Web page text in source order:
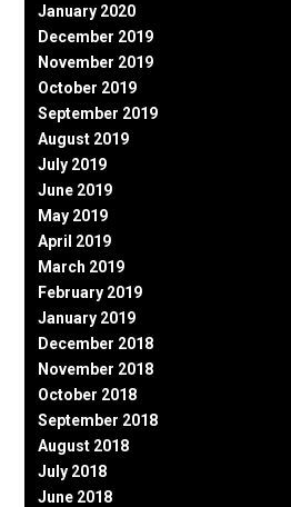
January 2020
December 2019
November 2019
October 2019
September 2019
August 2019
July 2019
June 2019
May 2019
April 2019
March 2019
February 2019
January 2019
December 2018
November 2018
October 2018
September 2018
August 2018
July 2018
June 2018